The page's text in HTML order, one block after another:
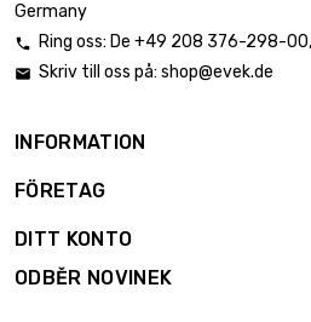
Germany
 Ring oss: De +49 208 376-298-00
 Skriv till oss på: shop@evek.de
INFORMATION
FÖRETAG
DITT KONTO
ODBĚR NOVINEK